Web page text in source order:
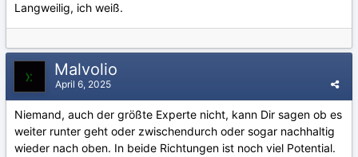
Langweilig, ich weiß.
Malvolio
April 6, 2025
Niemand, auch der größte Experte nicht, kann Dir sagen ob es
weiter runter geht oder zwischendurch oder sogar nachhaltig
wieder nach oben. In beide Richtungen ist noch viel Potential.